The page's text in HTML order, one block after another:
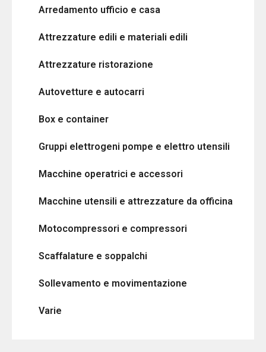
Arredamento ufficio e casa
Attrezzature edili e materiali edili
Attrezzature ristorazione
Autovetture e autocarri
Box e container
Gruppi elettrogeni pompe e elettro utensili
Macchine operatrici e accessori
Macchine utensili e attrezzature da officina
Motocompressori e compressori
Scaffalature e soppalchi
Sollevamento e movimentazione
Varie